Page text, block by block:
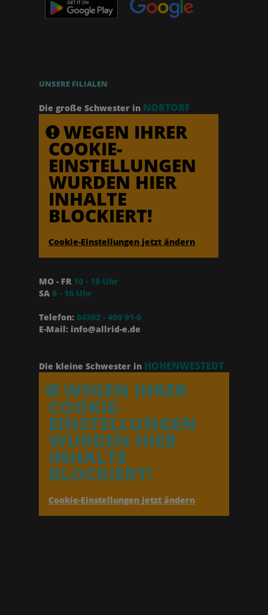
UNSERE FILIALEN
Die große Schwester in NORTORF
WEGEN IHRER
COOKIE-
EINSTELLUNGEN
WURDEN HIER
INHALTE
BLOCKIERT!
Cookie-Einstellungen jetzt ändern
MO - FR 10 - 19 Uhr
SA 9 - 16 Uhr
Telefon: 04392 - 400 91-0
E-Mail: info@allrid-e.de
Die kleine Schwester in HOHENWESTEDT
WEGEN IHRER
COOKIE-
EINSTELLUNGEN
WURDEN HIER
INHALTE
BLOCKIERT!
Cookie-Einstellungen jetzt ändern